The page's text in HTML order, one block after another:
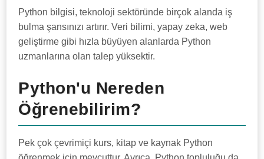
Python bilgisi, teknoloji sektöründe birçok alanda iş
bulma şansınızı artırır. Veri bilimi, yapay zeka, web
geliştirme gibi hızla büyüyen alanlarda Python
uzmanlarına olan talep yüksektir.
Python'u Nereden
Öğrenebilirim?
Pek çok çevrimiçi kurs, kitap ve kaynak Python